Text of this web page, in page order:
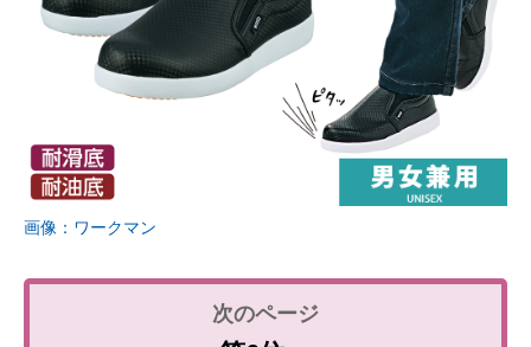
画像：ワークマン